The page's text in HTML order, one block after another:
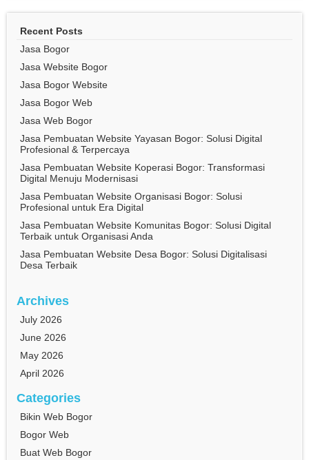
Recent Posts
Jasa Bogor
Jasa Website Bogor
Jasa Bogor Website
Jasa Bogor Web
Jasa Web Bogor
Jasa Pembuatan Website Yayasan Bogor: Solusi Digital
Profesional & Terpercaya
Jasa Pembuatan Website Koperasi Bogor: Transformasi
Digital Menuju Modernisasi
Jasa Pembuatan Website Organisasi Bogor: Solusi
Profesional untuk Era Digital
Jasa Pembuatan Website Komunitas Bogor: Solusi Digital
Terbaik untuk Organisasi Anda
Jasa Pembuatan Website Desa Bogor: Solusi Digitalisasi
Desa Terbaik
Archives
July 2026
June 2026
May 2026
April 2026
Categories
Bikin Web Bogor
Bogor Web
Buat Web Bogor